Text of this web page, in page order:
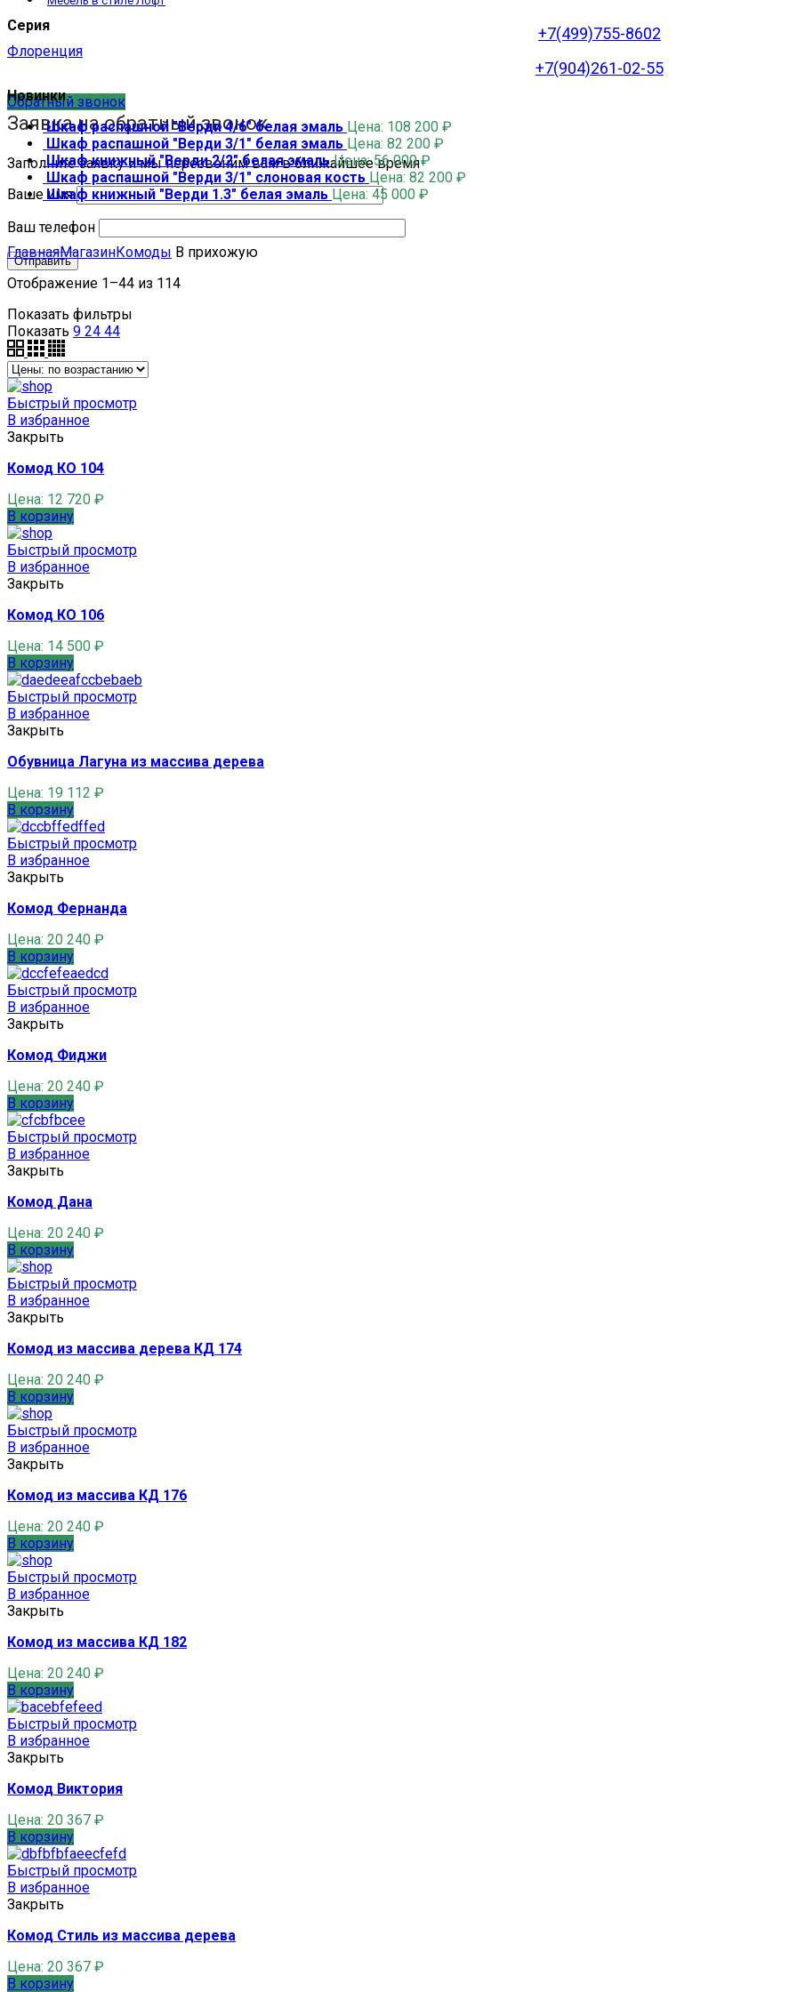
+7(499)755-8602
+7(904)261-02-55
Обратный звонок
Заявка на обратный звонок
Заполните заявку и мы перезвоним вам в ближайшее время
Ваше имя
Ваш телефон
Серия
Флоренция
Новинки
Шкаф распашной "Верди 4/6" белая эмаль Цена: 108 200 ₽
Шкаф распашной "Верди 3/1" белая эмаль Цена: 82 200 ₽
Шкаф книжный "Верди 2/2" белая эмальЦена:56 000₽
Шкаф распашной "Верди 3/1" слоновая кость Цена: 82 200 ₽
Шкаф книжный "Верди 1.3" белая эмаль Цена: 45 000 ₽
ГлавнаяМагазинКомоды В прихожую
Отображение 1–44 из 114
Показать фильтры
Показать 9 24 44
Быстрый просмотр
В избранное
Закрыть
Комод КО 104
Цена: 12 720 ₽
В корзину
Быстрый просмотр
В избранное
Закрыть
Комод КО 106
Цена: 14 500 ₽
В корзину
Быстрый просмотр
В избранное
Закрыть
Обувница Лагуна из массива дерева
Цена: 19 112 ₽
В корзину
Быстрый просмотр
В избранное
Закрыть
Комод Фернанда
Цена: 20 240 ₽
В корзину
Быстрый просмотр
В избранное
Закрыть
Комод Фиджи
Цена: 20 240 ₽
В корзину
Быстрый просмотр
В избранное
Закрыть
Комод Дана
Цена: 20 240 ₽
В корзину
Быстрый просмотр
В избранное
Закрыть
Комод из массива дерева КД 174
Цена: 20 240 ₽
В корзину
Быстрый просмотр
В избранное
Закрыть
Комод из массива КД 176
Цена: 20 240 ₽
В корзину
Быстрый просмотр
В избранное
Закрыть
Комод из массива КД 182
Цена: 20 240 ₽
В корзину
Быстрый просмотр
В избранное
Закрыть
Комод Виктория
Цена: 20 367 ₽
В корзину
Быстрый просмотр
В избранное
Закрыть
Комод Стиль из массива дерева
Цена: 20 367 ₽
В корзину